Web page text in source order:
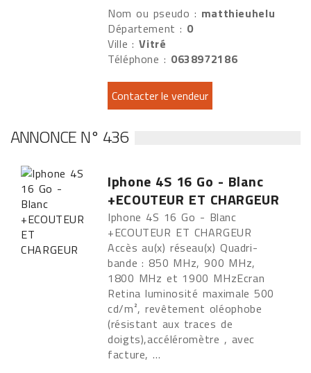
Nom ou pseudo : matthieuhelu
Département : 0
Ville :Vitré
Téléphone : 0638972186
ANNONCE N° 436
Iphone 4S 16 Go - Blanc
+ECOUTEUR ET CHARGEUR
Iphone 4S 16 Go - Blanc
+ECOUTEUR ET CHARGEUR
Accès au(x) réseau(x) Quadri-
bande : 850 MHz, 900 MHz,
1800 MHz et 1900 MHzEcran
Retina luminosité maximale 500
cd/m², revêtement oléophobe
(résistant aux traces de
doigts),accéléromètre , avec
facture, ...